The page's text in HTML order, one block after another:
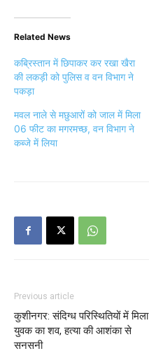
Related News
कब्रिस्तान में छिपाकर कर रखा खैरा
की लकड़ी को पुलिस व वन विभाग ने
पकड़ा
मवल नाले से मछुआरों को जाल में मिला
06 फीट का मगरमच्छ, वन विभाग ने
कब्जे में लिया
Previous article
कुशीनगर: संदिग्ध परिस्थितियों में मिला
युवक का शव, हत्या की आशंका से
सनसनी